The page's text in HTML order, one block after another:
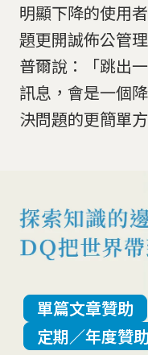
明顯下降的使用
題更開誠佈公管
普爾說：「跳出
訊息，會是一個
決問題的更簡單方
單篇文章贊助
定期／年度贊